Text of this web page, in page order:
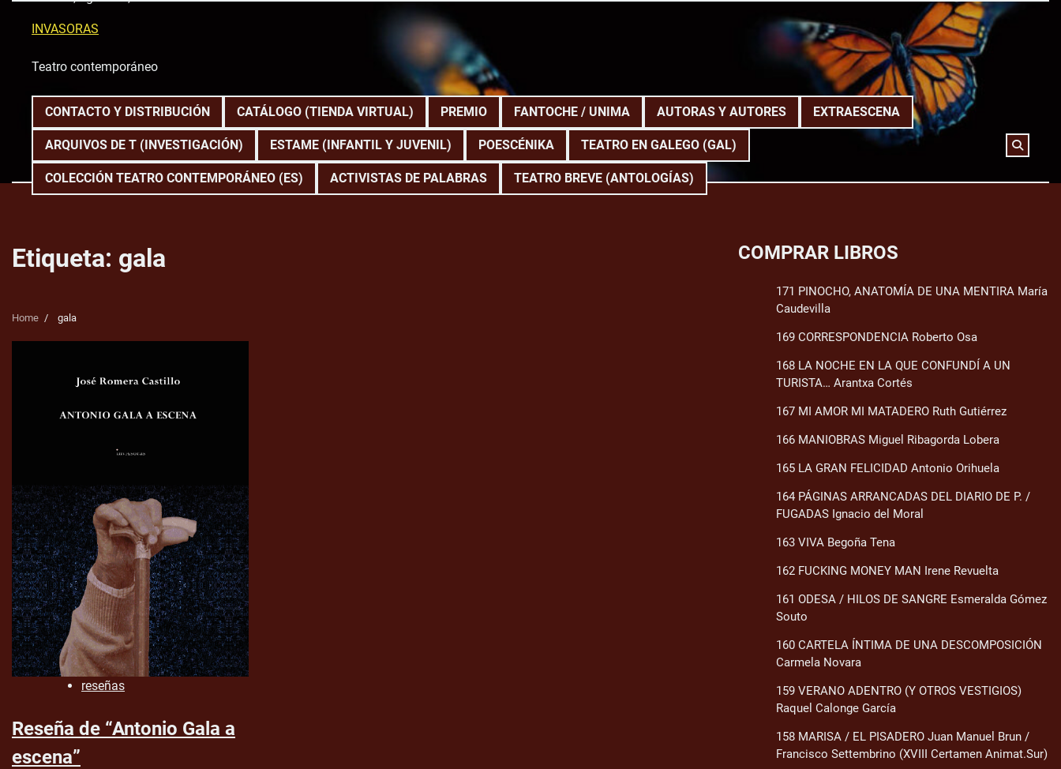
INVASORAS
Teatro contemporáneo
CONTACTO Y DISTRIBUCIÓN CATÁLOGO (TIENDA VIRTUAL) PREMIO FANTOCHE / UNIMA AUTORAS Y AUTORES EXTRAESCENA
ARQUIVOS DE T (INVESTIGACIÓN) ESTAME (INFANTIL Y JUVENIL) POESCÉNIKA TEATRO EN GALEGO (GAL)
COLECCIÓN TEATRO CONTEMPORÁNEO (ES) ACTIVISTAS DE PALABRAS TEATRO BREVE (ANTOLOGÍAS)
Etiqueta: gala
Home gala
reseñas
Reseña de “Antonio Gala a
escena”
COMPRAR LIBROS
171 PINOCHO, ANATOMÍA DE UNA MENTIRA María
Caudevilla
169 CORRESPONDENCIA Roberto Osa
168 LA NOCHE EN LA QUE CONFUNDÍ A UN
TURISTA… Arantxa Cortés
167 MI AMOR MI MATADERO Ruth Gutiérrez
166 MANIOBRAS Miguel Ribagorda Lobera
165 LA GRAN FELICIDAD Antonio Orihuela
164 PÁGINAS ARRANCADAS DEL DIARIO DE P. /
FUGADAS Ignacio del Moral
163 VIVA Begoña Tena
162 FUCKING MONEY MAN Irene Revuelta
161 ODESA / HILOS DE SANGRE Esmeralda Gómez
Souto
160 CARTELA ÍNTIMA DE UNA DESCOMPOSICIÓN
Carmela Novara
159 VERANO ADENTRO (Y OTROS VESTIGIOS)
Raquel Calonge García
158 MARISA / EL PISADERO Juan Manuel Brun /
Francisco Settembrino (XVIII Certamen Animat.Sur)